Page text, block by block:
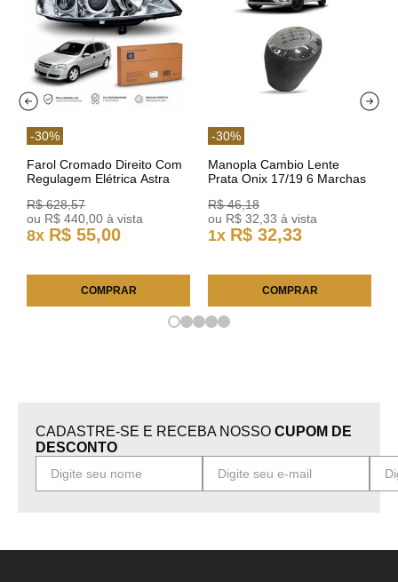
-30%
Farol Cromado Direito Com
Regulagem Elétrica Astra
R$ 628,57
ou R$ 440 00 à vista
8x R$ 55,00
COMPRAR
-30%
Manopla Cambio Lente
Prata Onix 17/19 6 Marchas
R$ 46,18
ou R$ 32 33 à vista
1x R$ 32,33
COMPRAR
CADASTRE-SE E RECEBA NOSSO CUPOM DE
DESCONTO